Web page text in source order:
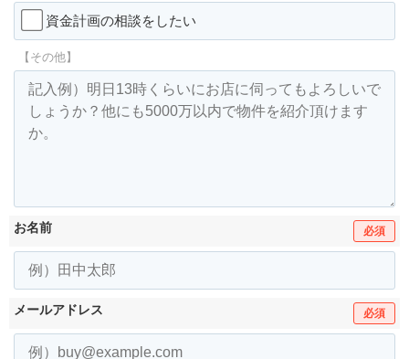
資金計画の相談をしたい
【その他】
お名前 必須
メールアドレス 必須